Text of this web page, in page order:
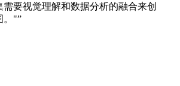
要视觉理解和数据分析的融合来创
。"”